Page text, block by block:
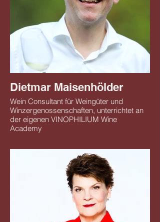
Dietmar Maisenhölder
Wein Consultant für Weingüter und
Winzergenossenschaften, unterrichtet an
der eigenen VINOPHILIUM Wine
Academy